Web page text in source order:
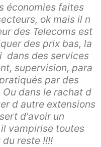
économies faites
ok mais il n
des Telecoms est
des prix bas, la
dans des services
supervision, para
par des
dans le rachat d
d autre extensions
d'avoir un
vampirise toutes
reste !!!!